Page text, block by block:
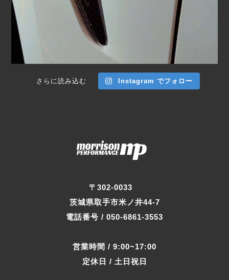
〒302-0033
茨城県取手市米ノ井44-7
電話番号 / 050-6861-3553
営業時間 / 9:00~17:00
定休日 / 土日祝日
さらに読み込む Instagram でフォロー